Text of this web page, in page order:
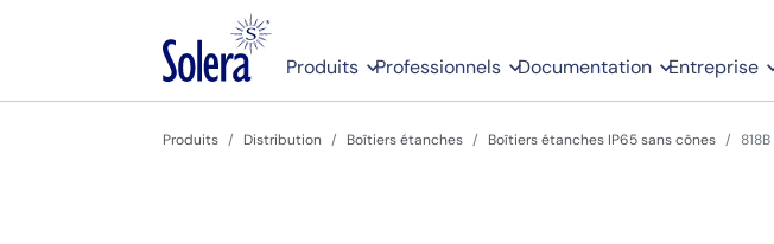
Produits Professionnels Documentation Entreprise
Produits Distribution Boîtiers étanches Boîtiers étanches IP65 sans cônes 818B